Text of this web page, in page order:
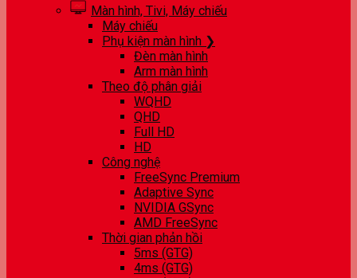
Màn hình, Tivi, Máy chiếu
Máy chiếu
Phụ kiện màn hình ❯
Đèn màn hình
Arm màn hình
Theo độ phân giải
WQHD
QHD
Full HD
HD
Công nghệ
FreeSync Premium
Adaptive Sync
NVIDIA GSync
AMD FreeSync
Thời gian phản hồi
5ms (GTG)
4ms (GTG)